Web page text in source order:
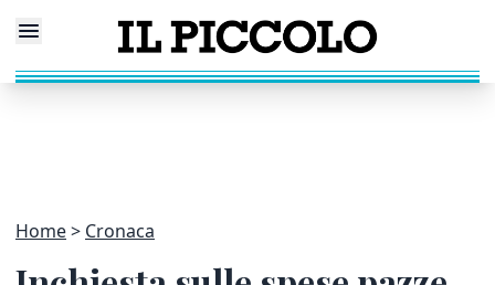
Home Cronaca